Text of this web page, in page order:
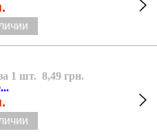
1 шт. 8,49 грн.